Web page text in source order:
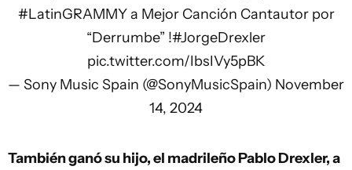
#LatinGRAMMYa Mejor Canción Cantautor por
“Derrumbe” !#JorgeDrexler
pic.twitter.com/IbsIVy5pBK
— Sony Music Spain (@SonyMusicSpain) November
14, 2024
También ganó su hijo, el madrileño Pablo Drexler, a